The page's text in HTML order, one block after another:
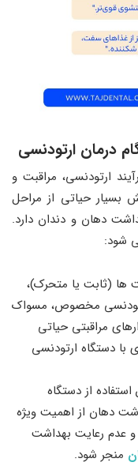
درمان ارتودنسی
ارتودنسی، مراقبت و
بسیار حیاتی از مراحل
دهان و دندان دارد.
‌شود:
ها (ثابت یا متحرک)،
مخصوص، مسواک
مراقبتی حیاتی
دستگاه ارتودنسی
از دستگاه
دهان از اهمیت ویژه‌
عدم رعایت بهداشت
منجر شود.